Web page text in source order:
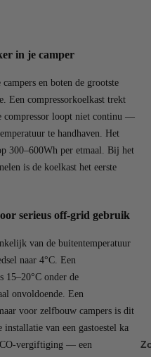
in je camper
en boten de grootste
Een compressorkoelkast trekt
compressor loopt niet continu —
te handhaven. Het
300–600Wh per etmaal. Bij het
is de koelkast het eerste
serieus off-grid gebruik
van de buitentemperatuur
naar 4°C. Een
15–20°C onder de
onvoldoende. Een
voor zelfbouw campers is dit
van een gastoestel kan
vergiftiging — een